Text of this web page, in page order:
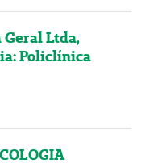
Ltda,
Policlínica